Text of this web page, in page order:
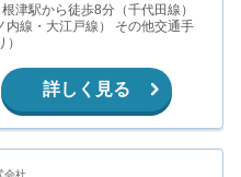
津駅から徒歩8分（千代田線）
線・大江戸線） その他交通手
詳しく見る
会社